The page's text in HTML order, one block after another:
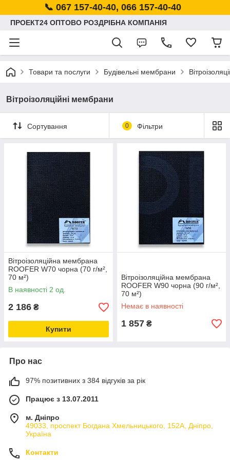
📞 067 157-40-40, 066 157-40-40
ПРОЕКТ24 ОПТОВО РОЗДРІБНА КОМПАНІЯ
Товари та послуги Будівельні мембрани
Вітроізоляційні мембрани
Сортування 0 Фільтри
Вітроізоляційна мембрана
ROOFER W70 чорна (70 г/м²,
70 м²)
В наявності 2 од.
2 186 ₴
Купити
Вітроізоляційна мембрана
ROOFER W90 чорна (90 г/м²,
70 м²)
Немає в наявності
1 857 ₴
Про нас
97% позитивних з 384 відгуків за рік
Працює з 13.07.2011
м. Дніпро
49033, проспект Богдана Хмельницького, 152А, Дніпро,
Україна
Контакти